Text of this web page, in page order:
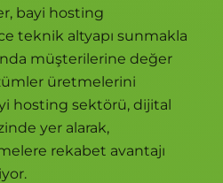
bayi hosting
teknik altyapı sunmakla
müşterilerine değer
üretmelerini
hosting sektörü, dijital
yer alarak,
rekabet avantajı